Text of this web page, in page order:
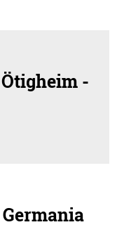
-